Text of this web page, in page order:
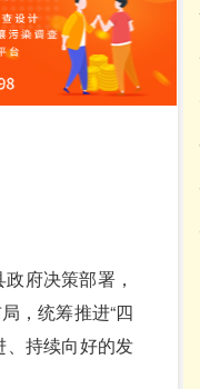
府决策部署，
，统筹推进“四
、持续向好的发